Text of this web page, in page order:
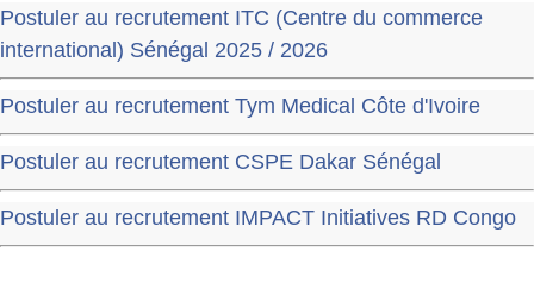
Postuler au recrutement ITC (Centre du commerce
international) Sénégal 2025 / 2026
Postuler au recrutement Tym Medical Côte d'Ivoire
Postuler au recrutement CSPE Dakar Sénégal
Postuler au recrutement IMPACT Initiatives RD Congo